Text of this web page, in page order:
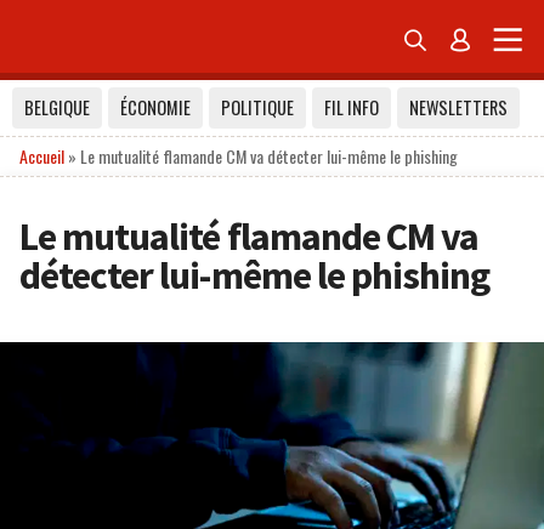
 
BELGIQUE ÉCONOMIE POLITIQUE FIL INFO
NEWSLETTERS
Accueil» Le mutualité flamande CM va détecter lui-même le phishing
Le mutualité flamande CM va
détecter lui-même le phishing